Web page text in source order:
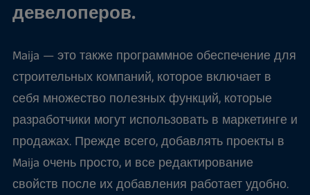
девелоперов.
Maija — это также программное обеспечение для
строительных компаний, которое включает в
себя множество полезных функций, которые
разработчики могут использовать в маркетинге и
продажах. Прежде всего, добавлять проекты в
Maija очень просто, и все редактирование
свойств после их добавления работает удобно.